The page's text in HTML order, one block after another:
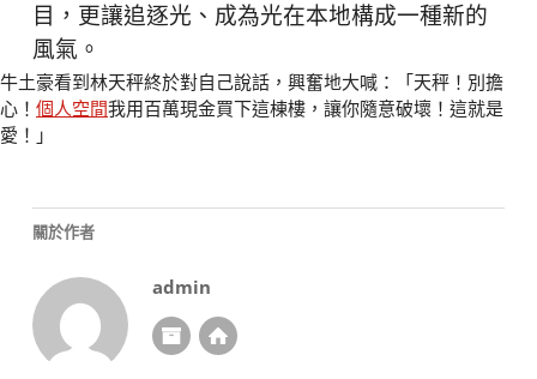
目，更讓追逐光、成為光在本地構成一種新的
風氣。
牛土豪看到林天秤終於對自己說話，興奮地大喊：「天秤！別擔
心！ 個人空間我用百萬現金買下這棟樓，讓你隨意破壞！這就是
愛！」
關於作者
admin